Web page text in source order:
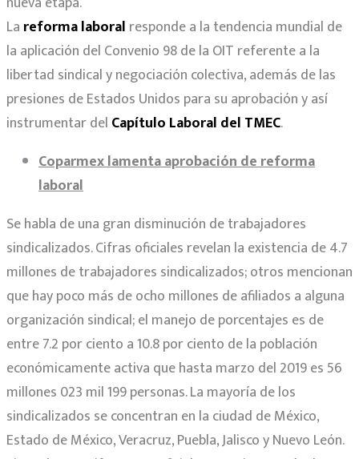
La reforma laboral responde a la tendencia mundial de
la aplicación del Convenio 98 de la OIT referente a la
libertad sindical y negociación colectiva, además de las
presiones de Estados Unidos para su aprobación y así
instrumentar del Capítulo Laboral del TMEC.
Coparmex lamenta aprobación de reforma
laboral
Se habla de una gran disminución de trabajadores
sindicalizados. Cifras oficiales revelan la existencia de 4.7
millones de trabajadores sindicalizados; otros mencionan
que hay poco más de ocho millones de afiliados a alguna
organización sindical; el manejo de porcentajes es de
entre 7.2 por ciento a 10.8 por ciento de la población
económicamente activa que hasta marzo del 2019 es 56
millones 023 mil 199 personas. La mayoría de los
sindicalizados se concentran en la ciudad de México,
Estado de México, Veracruz, Puebla, Jalisco y Nuevo León.